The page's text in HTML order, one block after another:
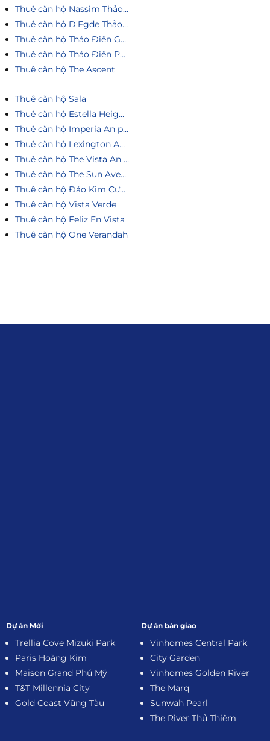
Thuê căn hộ Nassim Thảo Điền
Thuê căn hộ D'Egde Thảo Điền
Thuê căn hộ Thảo Điền Green
Thuê căn hộ Thảo Điền Pearl
Thuê căn hộ The Ascent
Thuê căn hộ Sala
Thuê căn hộ Estella Heights
Thuê căn hộ Imperia An phú
Thuê căn hộ Lexington An Phú
Thuê căn hộ The Vista An Phú
Thuê căn hộ The Sun Avenue
Thuê căn hộ Đảo Kim Cương
Thuê căn hộ Vista Verde
Thuê căn hộ Feliz En Vista
Thuê căn hộ One Verandah
Dự án Mới
Trellia Cove Mizuki Park
Paris Hoàng Kim
Maison Grand Phú Mỹ
T&T Millennia City
Gold Coast Vũng Tàu
Dự án bàn giao
Vinhomes Central Park
City Garden
Vinhomes Golden River
The Marq
Sunwah Pearl
The River Thủ Thiêm